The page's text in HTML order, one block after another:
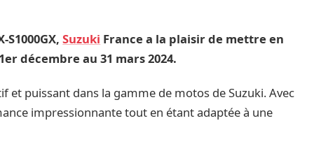
S1000GX,Suzuki France a la plaisir de mettre en
décembre au 31 mars 2024.
et puissant dans la gamme de motos de Suzuki. Avec
impressionnante tout en étant adaptée à une